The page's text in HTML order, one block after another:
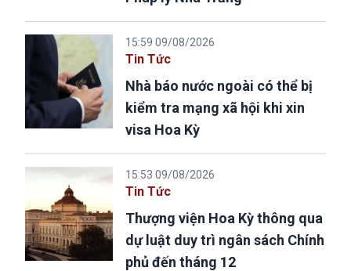
15:59 09/08/2026
Tin Tức
Nhà báo nước ngoài có thể bị
kiểm tra mạng xã hội khi xin
visa Hoa Kỳ
15:53 09/08/2026
Tin Tức
Thượng viện Hoa Kỳ thông qua
dự luật duy trì ngân sách Chính
phủ đến tháng 12